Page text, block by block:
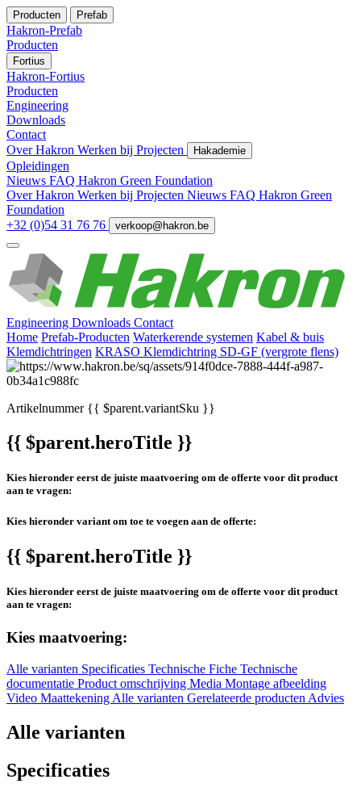
Producten Prefab
Hakron-Prefab
Producten
Fortius
Hakron-Fortius
Producten
Engineering
Downloads
Contact
Over Hakron Werken bij Projecten Hakademie
Opleidingen
Nieuws FAQ Hakron Green Foundation
Over Hakron Werken bij Projecten Nieuws FAQ Hakron Green
Foundation
+32 (0)54 31 76 76
verkoop@hakron.be
Engineering Downloads Contact
Home Prefab-Producten Waterkerende systemen Kabel & buis
Klemdichtringen KRASO Klemdichtring SD-GF (vergrote flens)
Artikelnummer{{ $parent.variantSku }}
{{ $parent.heroTitle }}
Kies hieronder eerst de juiste maatvoering om de offerte voor dit product
aan te vragen:
Kies hieronder variant om toe te voegen aan de offerte:
{{ $parent.heroTitle }}
Kies hieronder eerst de juiste maatvoering om de offerte voor dit product
aan te vragen:
Kies maatvoering:
Alle varianten Specificaties Technische Fiche Technische
documentatie Product omschrijving Media Montage afbeelding
Video Maattekening Alle varianten Gerelateerde producten Advies
Alle varianten
Specificaties